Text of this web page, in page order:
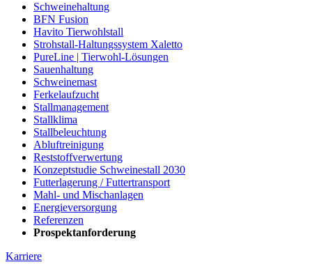
Schweinehaltung
BFN Fusion
Havito Tierwohlstall
Strohstall-Haltungssystem Xaletto
PureLine | Tierwohl-Lösungen
Sauenhaltung
Schweinemast
Ferkelaufzucht
Stallmanagement
Stallklima
Stallbeleuchtung
Abluftreinigung
Reststoffverwertung
Konzeptstudie Schweinestall 2030
Futterlagerung / Futtertransport
Mahl- und Mischanlagen
Energieversorgung
Referenzen
Prospektanforderung
Karriere